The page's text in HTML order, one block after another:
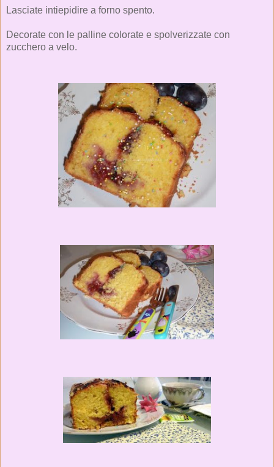
Lasciate intiepidire a forno spento.
Decorate con le palline colorate e spolverizzate con
zucchero a velo.